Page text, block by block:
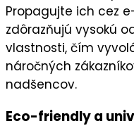
Propagujte ich cez
zdôrazňujú vysokú
vlastnosti, čím
náročných
nadšencov.
Eco-friendly a